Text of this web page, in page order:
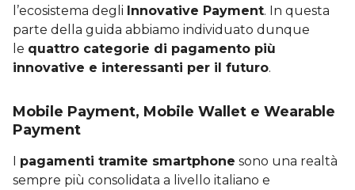
l’ecosistema degli Innovative Payment. In questa
parte della guida abbiamo individuato dunque
le quattro categorie di pagamento più
innovative e interessanti per il futuro.
Mobile Payment, Mobile Wallet e Wearable
Payment
I pagamenti tramite smartphone sono una realtà
sempre più consolidata a livello italiano e